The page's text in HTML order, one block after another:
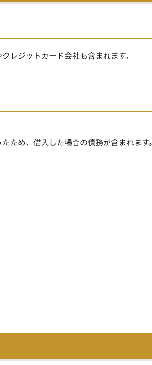
レジットカード会社も含まれます。
ため、借入した場合の債務が含まれます。